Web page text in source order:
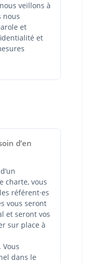
veillons à
nous
et
et
d’en
charte, vous
référent·es
vous seront
et seront vos
sur place à
dans le